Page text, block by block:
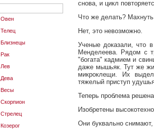
Овен
Телец
Близнецы
Рак
Лев
Дева
Весы
Скорпион
Стрелец
Козерог
снова, и цикл
Что же делать?
Нет, это невозможно.
Ученые доказали, что
Менделеева. Рядом с
"богата" кадмием и
даже мышьяк. Тут же
микроклещи. Их
тяжелый приступ
Теперь проблема
Изобретены
Они буквально